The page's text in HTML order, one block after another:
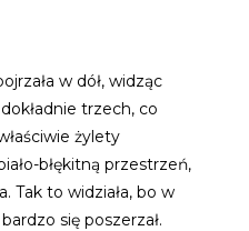
w dół, widząc
trzech, co
żylety
błękitną przestrzeń,
Tak to widziała, bo w
się poszerzał.